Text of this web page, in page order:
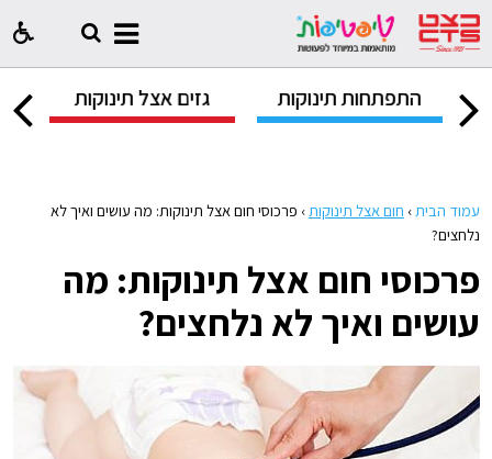
התפתחות תינוקות גזים אצל תינוקות
עמוד הבית› חום אצל תינוקות› פרכוסי חום אצל תינוקות: מה עושים ואיך לא
נלחצים?
פרכוסי חום אצל תינוקות: מה
עושים ואיך לא נלחצים?